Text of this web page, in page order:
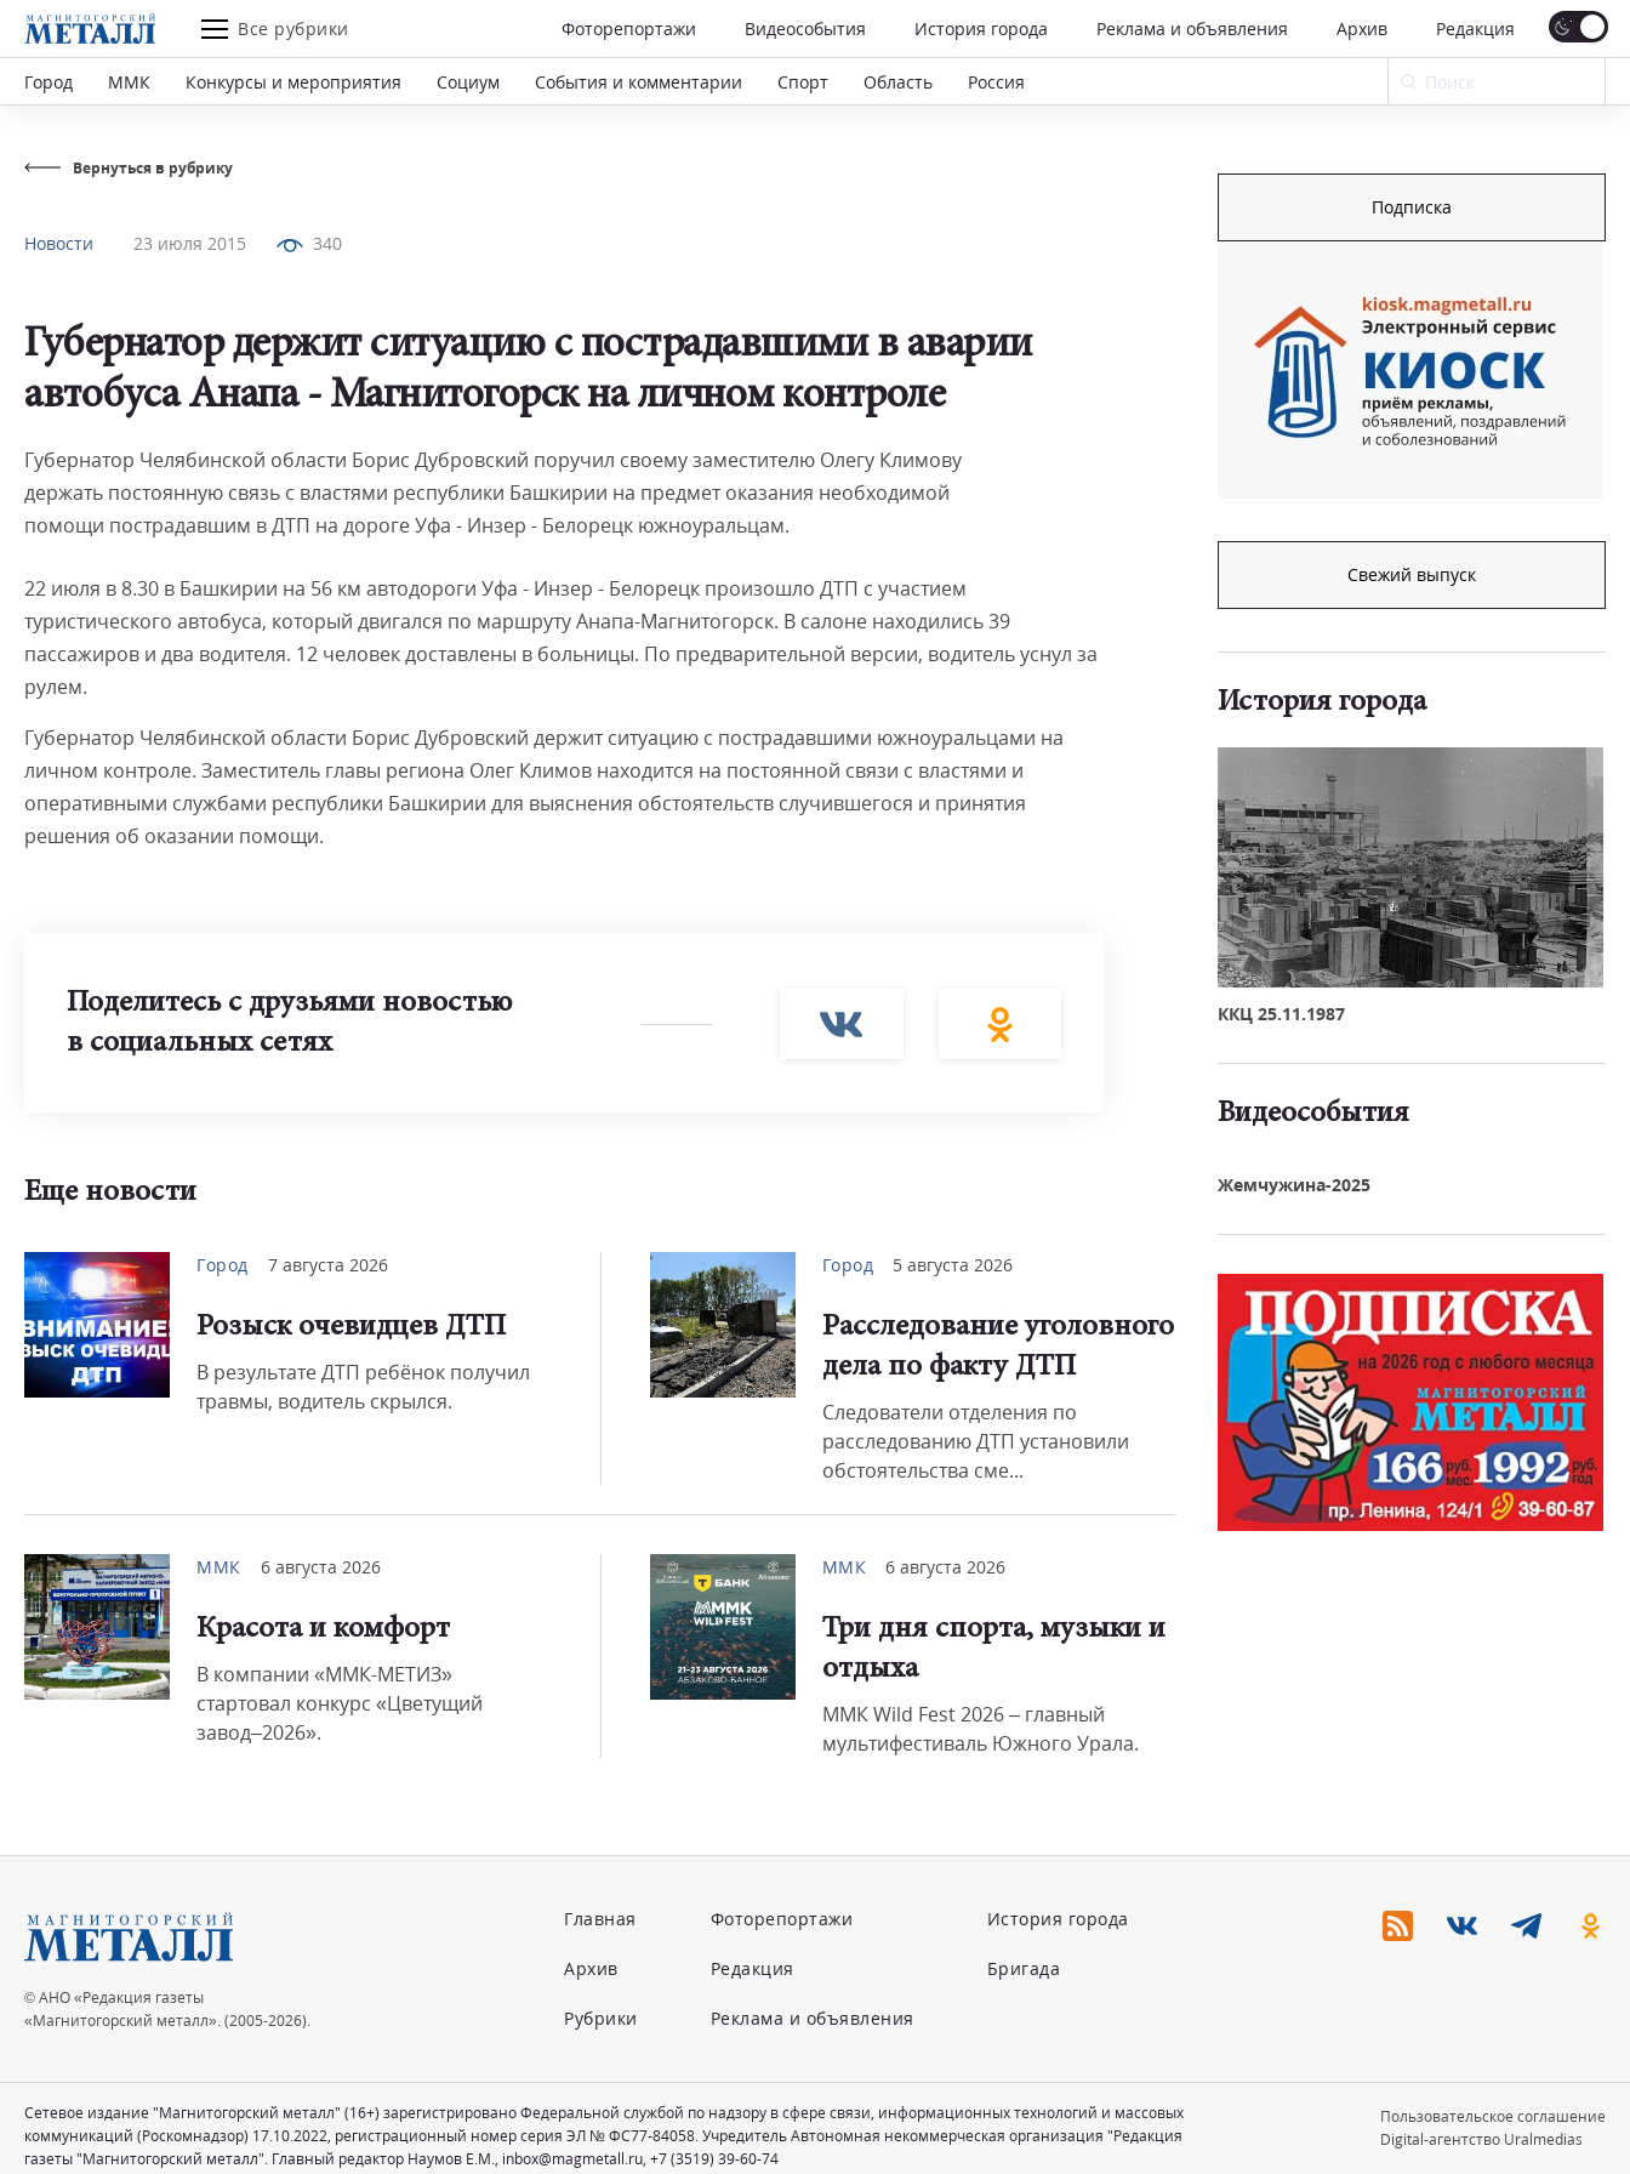
Все рубрики Фоторепортажи Видеособытия История города Реклама и объявления Архив Редакция
Город ММК Конкурсы и мероприятия Социум События и комментарии Спорт Область Россия
Вернуться в рубрику
Новости 23 июля 2015 340
Губернатор держит ситуацию с пострадавшими в аварии
автобуса Анапа - Магнитогорск на личном контроле
Губернатор Челябинской области Борис Дубровский поручил своему заместителю Олегу Климову
держать постоянную связь с властями республики Башкирии на предмет оказания необходимой
помощи пострадавшим в ДТП на дороге Уфа - Инзер - Белорецк южноуральцам.
22 июля в 8.30 в Башкирии на 56 км автодороги Уфа - Инзер - Белорецк произошло ДТП с участием
туристического автобуса, который двигался по маршруту Анапа-Магнитогорск. В салоне находились 39
пассажиров и два водителя. 12 человек доставлены в больницы. По предварительной версии, водитель уснул за
рулем.
Губернатор Челябинской области Борис Дубровский держит ситуацию с пострадавшими южноуральцами на
личном контроле. Заместитель главы региона Олег Климов находится на постоянной связи с властями и
оперативными службами республики Башкирии для выяснения обстоятельств случившегося и принятия
решения об оказании помощи.
Поделитесь с друзьями новостью
в социальных сетях
Еще новости
Город 7 августа 2026
Розыск очевидцев ДТП
В результате ДТП ребёнок получил
травмы, водитель скрылся.
Город 5 августа 2026
Расследование уголовного
дела по факту ДТП
Следователи отделения по
расследованию ДТП установили
обстоятельства сме...
ММК 6 августа 2026
Красота и комфорт
В компании «ММК-МЕТИЗ»
стартовал конкурс «Цветущий
завод–2026».
ММК 6 августа 2026
Три дня спорта, музыки и
отдыха
ММК Wild Fest 2026 – главный
мультифестиваль Южного Урала.
Подписка
Свежий выпуск
История города
ККЦ 25.11.1987
Видеособытия
Жемчужина-2025
© АНО «Редакция газеты
«Магнитогорский металл». (2005-2026).
Главная
Архив
Рубрики
Фоторепортажи
Редакция
Реклама и объявления
История города
Бригада
Сетевое издание "Магнитогорский металл" (16+) зарегистрировано Федеральной службой по надзору в сфере связи, информационных технологий и массовых
коммуникаций (Роскомнадзор) 17.10.2022, регистрационный номер серия ЭЛ № ФС77-84058. Учредитель Автономная некоммерческая организация "Редакция
газеты "Магнитогорский металл". Главный редактор Наумов Е.М., inbox@magmetall.ru, +7 (3519) 39-60-74
Пользовательское соглашение
Digital-агентство Uralmedias